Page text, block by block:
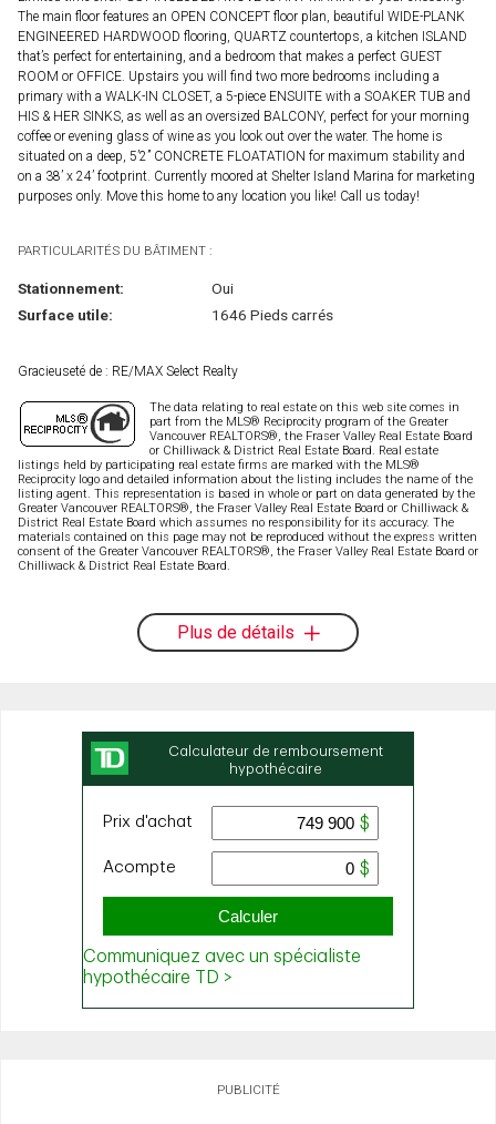
The main floor features an OPEN CONCEPT floor plan, beautiful WIDE-PLANK
ENGINEERED HARDWOOD flooring, QUARTZ countertops, a kitchen ISLAND
that’s perfect for entertaining, and a bedroom that makes a perfect GUEST
ROOM or OFFICE. Upstairs you will find two more bedrooms including a
primary with a WALK-IN CLOSET, a 5-piece ENSUITE with a SOAKER TUB and
HIS & HER SINKS, as well as an oversized BALCONY, perfect for your morning
coffee or evening glass of wine as you look out over the water. The home is
situated on a deep, 5’2” CONCRETE FLOATATION for maximum stability and
on a 38’ x 24’ footprint. Currently moored at Shelter Island Marina for marketing
purposes only. Move this home to any location you like! Call us today!
PARTICULARITÉS DU BÂTIMENT :
Stationnement:
Oui
Surface utile:
1646 Pieds carrés
Gracieuseté de : RE/MAX Select Realty
The data relating to real estate on this web site comes in
part from the MLS® Reciprocity program of the Greater
Vancouver REALTORS®, the Fraser Valley Real Estate Board
or Chilliwack & District Real Estate Board. Real estate
listings held by participating real estate firms are marked with the MLS®
Reciprocity logo and detailed information about the listing includes the name of the
listing agent. This representation is based in whole or part on data generated by the
Greater Vancouver REALTORS®, the Fraser Valley Real Estate Board or Chilliwack &
District Real Estate Board which assumes no responsibility for its accuracy. The
materials contained on this page may not be reproduced without the express written
consent of the Greater Vancouver REALTORS®, the Fraser Valley Real Estate Board or
Chilliwack & District Real Estate Board.
Plus de détails
PUBLICITÉ